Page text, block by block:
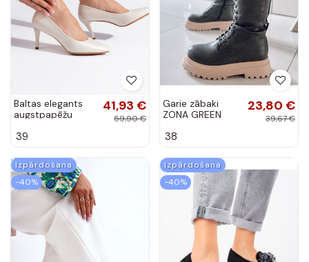
Baltas elegants
augstpapēžu
41,93 €
59,90 €
39
Garie zābaki
ZONA GREEN
23,80 €
39,67 €
38
Izpārdošana
-40%
Izpārdošana
-40%